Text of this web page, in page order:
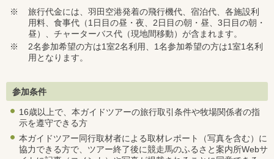
※
旅行代金には、羽田空港発着の飛行機代、宿泊代、各施設利
用料、食事代（1日目の昼・夜、2日目の朝・昼、3日目の朝・
昼）、チャーターバス代（現地間移動）が含まれます。
※
2名参加希望の方は1室2名利用、1名参加希望の方は1室1名利
用となります。
参加条件
16歳以上で、本ガイドツアーの旅行取引条件や牧場関係者の指
示を遵守できる方
本ガイドツアー同行取材者による取材レポート（写真を含む）に
協力できる方で、ツアー終了後に競走馬のふるさと案内所Webサ